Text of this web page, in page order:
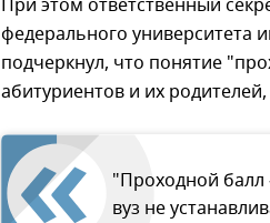
При этом ответственный
федерального университета
подчеркнул, что понятие
абитуриентов и их
"Проходной балл
вуз не